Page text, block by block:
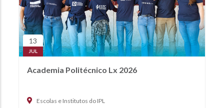
13
JUL
Academia Politécnico Lx 2026
Escolas e Institutos do IPL